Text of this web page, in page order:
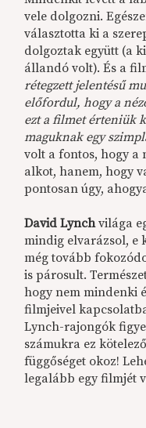
vele dolgozni.
választotta ki a
dolgoztak együtt (a
állandó volt). És a
rétegzett jelentésű
előfordul, hogy a
ezt a filmet érteniük
maguknak egy
volt a fontos, hogy a
alkot, hanem, hogy
pontosan úgy,
David Lynchvilága
mindig elvarázsol, e
még tovább
is párosult.
hogy nem mindenki
filmjeivel
Lynch-rajongók
számukra ez
függőséget okoz!
legalább egy filmjét